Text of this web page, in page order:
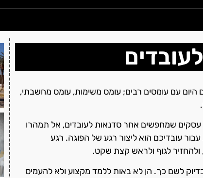
היום עם עומסים רבים; עומס משימות, עומס מחשבתי,
עסקים שמחפשים אחר סדנאות לעובדים, אל תמהרו
עובדיכם הוא ליצור רגע של הפוגה. רגע
לגוף ולראש קצת שקט.
לשם כך. הן לא באות ללמד מקצוע ולא להעמיס